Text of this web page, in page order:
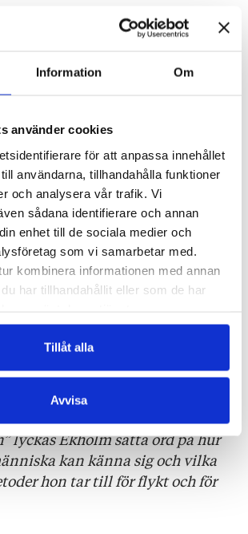
Information Om
använder cookies
för att anpassa innehållet
användarna, tillhandahålla funktioner
och analysera vår trafik. Vi
sådana identifierare och annan
enhet till de sociala medier och
som vi samarbetar med.
kombinera informationen med annan
har tillhandahållit eller som de har
Tillåt alla
Avvisa
människorna han skildrar gör
våra mest angelägna litterära
fnissar jag högt av
önskar jag att det fanns
sajt för att skriva ut sig ur den
som för att skriva ut sig
sin debutroman hyllats för
sätta fingret på ungdomars
dialoger i Helsingfors. Han har
röst. Även i
lyckas Ekholm sätta ord på hur
kan känna sig och vilka
hon tar till för flykt och för